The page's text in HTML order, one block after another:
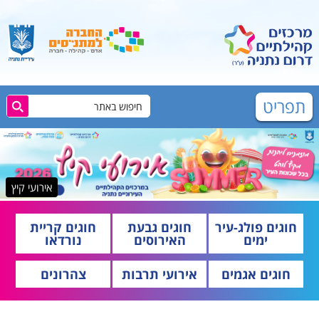
תפריט
אירועי קיץ
חוגים פולג-עיר
ימים
חוגים גבעת
האירוסים
חוגים קריית
נורדאו
חוגים אגמים
אירועי תרבות צהרונים